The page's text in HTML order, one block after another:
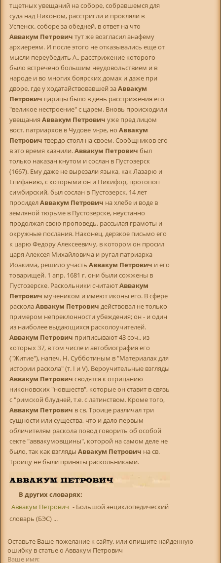
тщетных увещаний на соборе, собравшемся для
суда над Никоном, расстригли и прокляли в
Успенск. соборе за обедней, в ответ на что
Аввакум Петрович тут же возгласил анафему
архиеpеям. И после этого не отказывались еще от
мысли переубедить А., расстрижение которого
было встречено большим неудовольствием и в
народе и во многих боярских домах и даже при
дворе, где у ходатайствовавшей заАввакум
Петрович царицы было в день расстрижения его
"великое нестроение" с царем. Вновь происходили
увещания Аввакум Петрович уже пред лицом
вост. патриархов в Чудове м-ре, но Аввакум
Петрович твердо стоял на своем. Сообщников его
в это время казнили.Аввакум Петрович был
только наказан кнутом и сослан в Пустозерск
(1667). Ему даже не вырезали языка, как Лазарю и
Епифанию, с которыми он и Никифор, протопоп
симбирский, был сослан в Пустозерск. 14 лет
просиделАввакум Петрович на хлебе и воде в
земляной тюрьме в Пустозерске, неустанно
продолжая свою проповедь, рассылая грамоты и
окружные послания. Наконец, дерзкое письмо его
к царю Федору Алексеевичу, в котором он просил
царя Алексея Михайловича и ругал патриарха
Иоакима, решило участь Аввакум Петрович и его
товарищей. 1 апр. 1681 г. они были сожжены в
Пустозерске. Раскольники считаютАввакум
Петрович мучеником и имеют иконы его. В сфере
расколаАввакум Петрович действовал не только
примером непреклонности убеждения; он - и один
из наиболее выдающихся расколоучителей.
Аввакум Петрович приписывают 43 соч., из
которых 37, в том числе и автобиография его
("Житие"), напеч. Н. Субботиным в "Материалах для
истории раскола" (т. I и V). Вероучительные взгляды
Аввакум Петрович сводятся к отрицанию
никоновских "новшеств", которые он ставит в связь
с "римской блудней, т.е. с латинством. Кроме того,
Аввакум Петрович в св. Троице различал три
сущности или существа, что и дало первым
обличителям раскола повод говорить об особой
секте "аввакумовщины", которой на самом деле не
было, так как взгляды Аввакум Петрович на св.
Троицу не были приняты раскольниками.
В других словарях:
Аввакум Петрович - Большой энциклопедический
словарь (БЭС) ...
Оставьте Ваше пожелание к сайту, или опишите найденную
ошибку в статье о Аввакум Петрович
Ваше имя: